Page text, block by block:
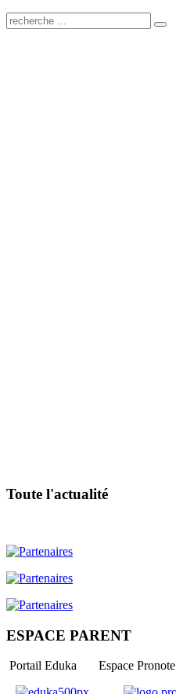
Toute l'actualité
ESPACE PARENT
Portail Eduka Espace Pronote